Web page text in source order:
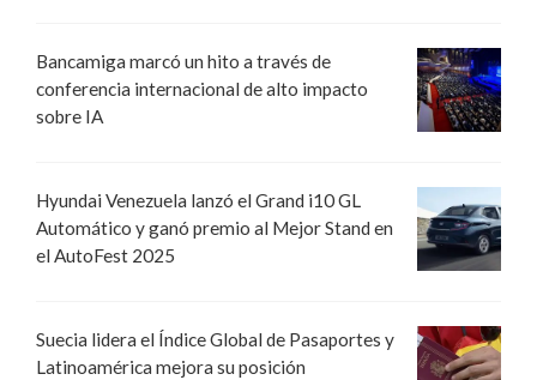
Bancamiga marcó un hito a través de
conferencia internacional de alto impacto
sobre IA
Hyundai Venezuela lanzó el Grand i10 GL
Automático y ganó premio al Mejor Stand en
el AutoFest 2025
Suecia lidera el Índice Global de Pasaportes y
Latinoamérica mejora su posición